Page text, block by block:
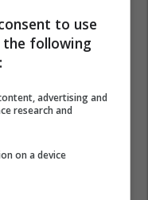
to use
following
advertising and
research and
on a device